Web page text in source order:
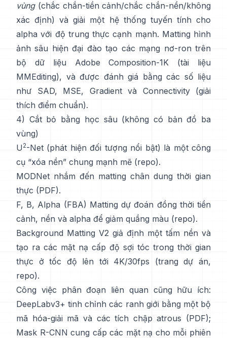
vùng(chắc chắn-tiền cảnh/chắc chắn-nền/không
xác định) và giải một hệ thống tuyến tính cho
alpha với độ trung thực cạnh mạnh. Matting hình
ảnh sâu hiện đại đào tạo các mạng nơ-ron trên
bộ dữ liệu Adobe Composition-1K (tài liệu
MMEditing), và được đánh giá bằng các số liệu
như
SAD, MSE, Gradient và Connectivity (giải
thích điểm chuẩn).
4) Cắt bỏ bằng học sâu (không có bản đồ ba
vùng)
U 2-Net (phát hiện đối tượng nổi bật) là một công
cụ “xóa nền” chung mạnh mẽ (repo).
MODNet nhắm đến matting chân dung thời gian
thực (PDF).
F, B, Alpha (FBA) Matting dự đoán đồng thời tiền
cảnh, nền và alpha để giảm quầng màu (repo).
Background Matting V2 giả định một tấm nền và
tạo ra các mặt nạ cấp độ sợi tóc trong thời gian
thực ở tốc độ lên tới 4K/30fps
(trang dự án,
repo).
Công việc phân đoạn liên quan cũng hữu ích:
DeepLabv3+ tinh chỉnh các ranh giới bằng một bộ
mã hóa-giải mã và các tích chập atrous (PDF);
Mask R-CNN cung cấp các mặt nạ cho mỗi phiên